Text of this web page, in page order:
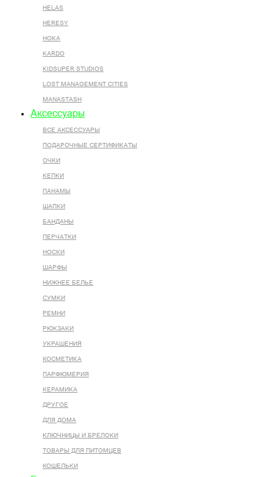
HELAS
HERESY
HOKA
KARDO
KIDSUPER STUDIOS
LOST MANAGEMENT CITIES
MANASTASH
Аксессуары
ВСЕ AКСЕССУАРЫ
ПОДАРОЧНЫЕ СЕРТИФИКАТЫ
ОЧКИ
КЕПКИ
ПАНАМЫ
ШАПКИ
БАНДАНЫ
ПЕРЧАТКИ
НОСКИ
ШАРФЫ
НИЖНЕЕ БЕЛЬЕ
СУМКИ
РЕМНИ
РЮКЗАКИ
УКРАШЕНИЯ
КОСМЕТИКА
ПАРФЮМЕРИЯ
КЕРАМИКА
ДРУГОЕ
ДЛЯ ДОМА
КЛЮЧНИЦЫ И БРЕЛОКИ
ТОВАРЫ ДЛЯ ПИТОМЦЕВ
КОШЕЛЬКИ